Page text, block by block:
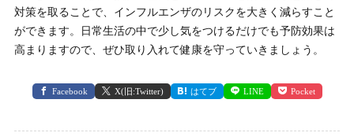
対策を取ることで、インフルエンザのリスクを大きく減らすこと
ができます。日常生活の中で少し気をつけるだけでも予防効果は
高まりますので、ぜひ取り入れて健康を守っていきましょう。
Facebook X(旧:Twitter) はてブ LINE Pocket